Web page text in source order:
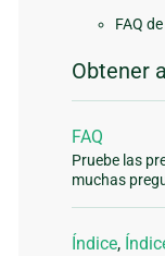
FAQ
Obtener
FAQ
Pruebe las
muchas
Índice,